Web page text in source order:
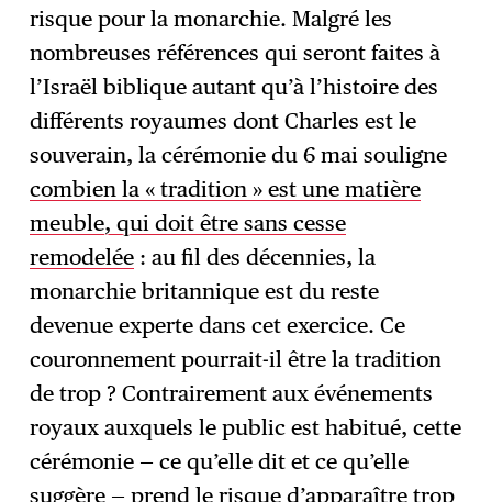
risque pour la monarchie. Malgré les
nombreuses références qui seront faites à
l’Israël biblique autant qu’à l’histoire des
différents royaumes dont Charles est le
souverain, la cérémonie du 6 mai souligne
combien la « tradition » est une matière
meuble, qui doit être sans cesse
remodelée : au fil des décennies, la
monarchie britannique est du reste
devenue experte dans cet exercice. Ce
couronnement pourrait-il être la tradition
de trop ? Contrairement aux événements
royaux auxquels le public est habitué, cette
cérémonie — ce qu’elle dit et ce qu’elle
suggère — prend le risque d’apparaître trop